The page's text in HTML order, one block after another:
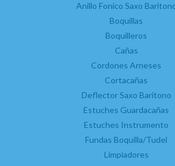
Anillo Fonico Saxo
Boquillas
Boquilleros
Cañas
Cordones Arneses
Cortacañas
Deflector Saxo Baritono
Estuches Guardacañas
Estuches Instrumento
Fundas Boquilla/Tudel
Limpiadores